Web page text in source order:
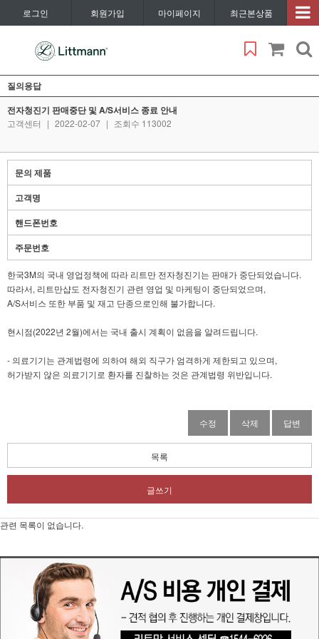
로그인 회원가입 마이페이지 최근본상품
질의응답
전자청진기 판매중단 및 A/S서비스 종료 안내
고객센터 | 2022-02-07 | 조회수 113002
문의 제품
고객명
핸드폰번호
주문번호
한국3M의 국내 영업정책에 따라 리트만 전자청진기는 판매가 중단되었습니다.
따라서, 리트만샵도 전자청진기 관련 영업 및 마케팅이 중단되었으며,
A/S서비스 또한 부품 및 재고 단종으로인해 불가합니다.
현시점(2022년 2월)에서는 국내 출시 계획이 없음을 알려드립니다.
- 의료기기는 관계법령에 의하여 해외 직구가 엄격하게 제한되고 있으며,
허가받지 않은 의료기기로 환자를 진찰하는 것은 관계법령 위반입니다.
수정 삭제 답변
목록
글쓰기
관련 목록이 없습니다.